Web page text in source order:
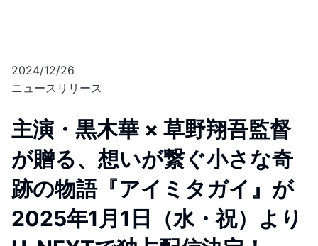
2024/12/26
ニュースリリース
主演・黒木華 × 草野翔吾監督
が贈る、想いが繋ぐ小さな奇
跡の物語『アイミタガイ』が
2025年1月1日（水・祝）より